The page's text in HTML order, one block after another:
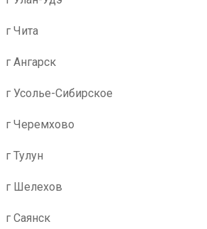
г Чита
г Ангарск
г Усолье-Сибирское
г Черемхово
г Тулун
г Шелехов
г Саянск